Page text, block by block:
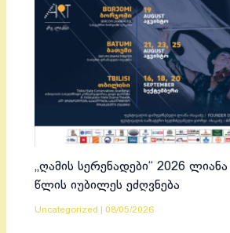
„ღამის სერენადები“ 2026 ლიანა
წლის იუბილეს ეძღვნება
Uncategorized 08/05/2026